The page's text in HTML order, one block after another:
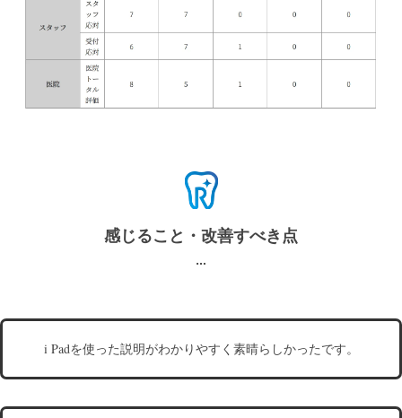
感じること・改善すべき点
i Padを使った説明がわかりやすく素晴らしかったです。